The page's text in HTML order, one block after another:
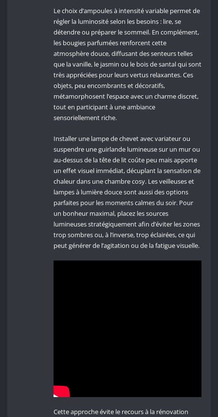
Le choix d’ampoules à intensité variable permet de
régler la luminosité selon les besoins : lire, se
détendre ou préparer le sommeil. En complément,
les bougies parfumées renforcent cette
atmosphère douce, diffusant des senteurs telles
que la vanille, le jasmin ou le bois de santal qui sont
très appréciées pour leurs vertus relaxantes. Ces
objets, peu encombrants et décoratifs,
métamorphosent l’espace avec un charme discret,
tout en participant à une ambiance
sensoriellement riche.
Installer une lampe de chevet avec variateur ou
suspendre une guirlande lumineuse sur un mur ou
au-dessus de la tête de lit coûte peu mais apporte
un effet visuel immédiat, décuplant la sensation de
chaleur dans une chambre cosy. Les veilleuses et
lampes à lumière douce sont aussi des options
parfaites pour les moments calmes du soir. Pour
un bonheur maximal, placez les sources
lumineuses stratégiquement afin d’éviter les zones
trop sombres ou, à l’inverse, trop éclairées, ce qui
peut générer de l’agitation ou de la fatigue visuelle.
Cette approche évite le recours à la rénovation